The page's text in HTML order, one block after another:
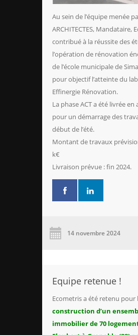
Au sein de l’équipe menée
ARCHITECTES, Mandataire,
contribué à la réussite des
l’opération de rénovation
de l’école municipale de
pour objectif l’atteinte du
Effinergie Rénovation.
La phase ACT a été livrée en
pour un démarrage des
début de l’été.
Montant de travaux
k€
Livraison prévue : fin 2024.
14 novembre 2024
Equipe retenue !
Ecometris a été retenu pour
construction d’un
immobilier de 70